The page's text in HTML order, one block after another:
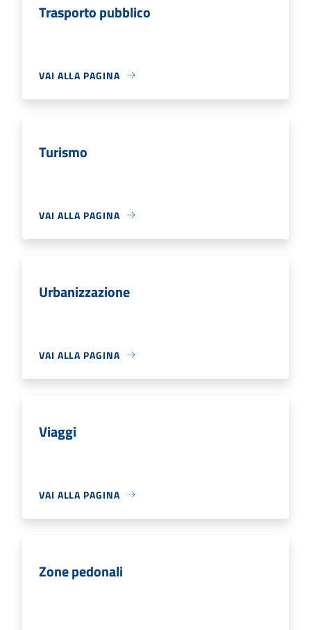
Trasporto pubblico
VAI ALLA PAGINA
Turismo
VAI ALLA PAGINA
Urbanizzazione
VAI ALLA PAGINA
Viaggi
VAI ALLA PAGINA
Zone pedonali